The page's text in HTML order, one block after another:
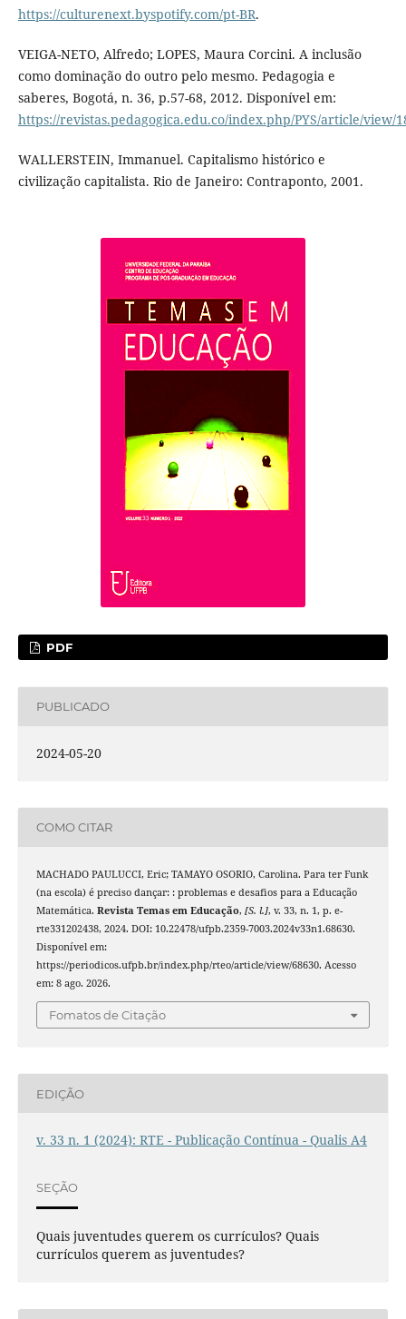
https://culturenext.byspotify.com/pt-BR.
VEIGA-NETO, Alfredo; LOPES, Maura Corcini. A inclusão
como dominação do outro pelo mesmo. Pedagogia e
saberes, Bogotá, n. 36, p.57-68, 2012. Disponível em:
https://revistas.pedagogica.edu.co/index.php/PYS/article/view/
WALLERSTEIN, Immanuel. Capitalismo histórico e
civilização capitalista. Rio de Janeiro: Contraponto, 2001.
PDF
PUBLICADO
2024-05-20
COMO CITAR
MACHADO PAULUCCI, Eric; TAMAYO OSORIO, Carolina. Para ter Funk
(na escola) é preciso dançar: : problemas e desafios para a Educação
Matemática. Revista Temas em Educação, [S. l.], v. 33, n. 1, p. e-
rte331202438, 2024. DOI: 10.22478/ufpb.2359-7003.2024v33n1.68630.
Disponível em:
https://periodicos.ufpb.br/index.php/rteo/article/view/68630. Acesso
em: 8 ago. 2026.
Fomatos de Citação
EDIÇÃO
v. 33 n. 1 (2024): RTE - Publicação Contínua - Qualis A4
SEÇÃO
Quais juventudes querem os currículos? Quais
currículos querem as juventudes?